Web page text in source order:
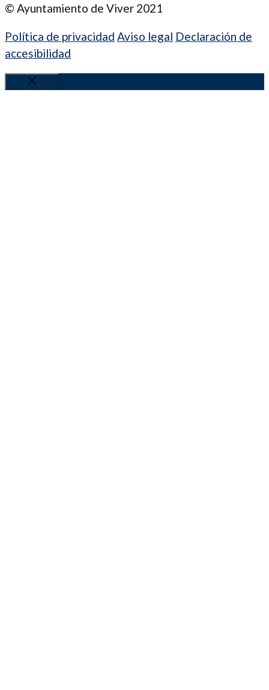
© Ayuntamiento de Viver 2021
Política de privacidad Aviso legal Declaración de
accesibilidad
Cerrar